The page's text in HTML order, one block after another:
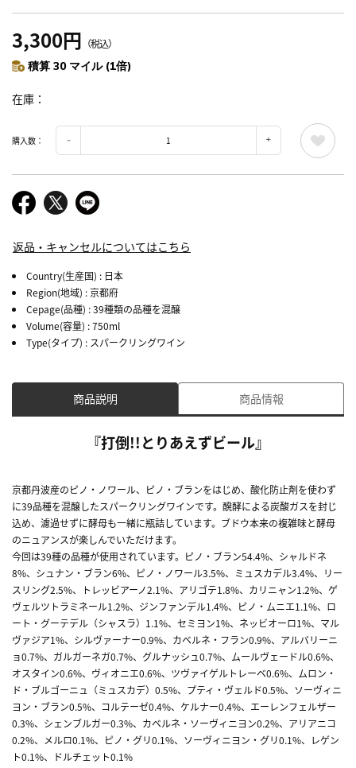
3,300円 （税込）
積算 30 マイル (1倍)
在庫
購入数：
返品・キャンセルについてはこちら
Country(生産国) : 日本
Region(地域) : 京都府
Cepage(品種) : 39種類の品種を混醸
Volume(容量) : 750ml
Type(タイプ) : スパークリングワイン
商品説明 商品情報
『打倒!!とりあえずビール』
京都丹波産のピノ・ノワール、ピノ・ブランをはじめ、酸化防止剤を使わず
に39品種を混醸したスパークリングワインです。醗酵による炭酸ガスを封じ
込め、濾過せずに酵母も一緒に瓶詰しています。ブドウ本来の複雑味と酵母
のニュアンスが楽しんでいただけます。
今回は39種の品種が使用されています。ピノ・ブラン54.4%、シャルドネ
8%、シュナン・ブラン6%、ピノ・ノワール3.5%、ミュスカデル3.4%、リー
スリング2.5%、トレッビアーノ2.1%、アリゴテ1.8%、カリニャン1.2%、ゲ
ヴェルツトラミネール1.2%、ジンファンデル1.4%、ピノ・ムニエ1.1%、ロ
ート・グーテデル（シャスラ）1.1%、セミヨン1%、ネッビオーロ1%、マル
ヴァジア1%、シルヴァーナー0.9%、カベルネ・フラン0.9%、アルバリーニ
ョ0.7%、ガルガーネガ0.7%、グルナッシュ0.7%、ムールヴェードル0.6%、
オスタイン0.6%、ヴィオニエ0.6%、ツヴァイゲルトレーベ0.6%、ムロン・
ド・ブルゴーニュ（ミュスカデ）0.5%、プティ・ヴェルド0.5%、ソーヴィニ
ヨン・ブラン0.5%、コルテーゼ0.4%、ケルナー0.4%、エーレンフェルザー
0.3%、シェンブルガー0.3%、カベルネ・ソーヴィニヨン0.2%、アリアニコ
0.2%、メルロ0.1%、ピノ・グリ0.1%、ソーヴィニヨン・グリ0.1%、レゲン
ト0.1%、ドルチェット0.1%